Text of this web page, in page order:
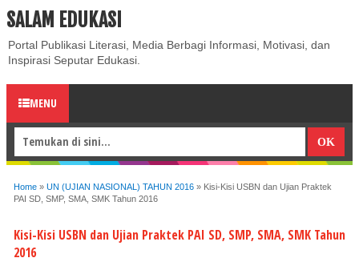
ABOUT CONTACT US
SALAM EDUKASI
Portal Publikasi Literasi, Media Berbagi Informasi, Motivasi, dan
Inspirasi Seputar Edukasi.
MENU
Home » UN (UJIAN NASIONAL) TAHUN 2016 » Kisi-Kisi USBN dan Ujian Praktek
PAI SD, SMP, SMA, SMK Tahun 2016
Kisi-Kisi USBN dan Ujian Praktek PAI SD, SMP, SMA, SMK Tahun
2016